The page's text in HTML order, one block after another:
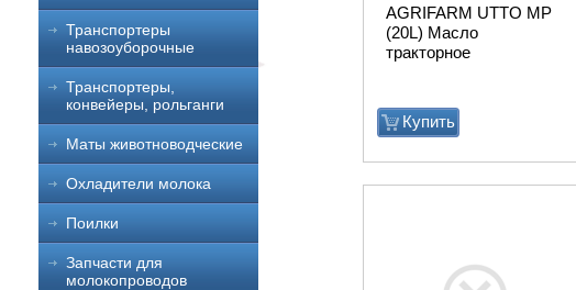
Транспортеры
навозоуборочные
Транспортеры,
конвейеры, рольганги
Маты животноводческие
Охладители молока
Поилки
Запчасти для
молокопроводов
AGRIFARM UTTO MP
(20L) Масло
тракторное
Купить